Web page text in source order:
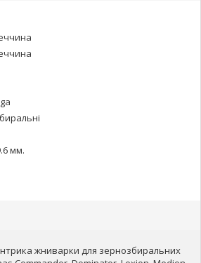
мм.
жниварки для зернозбиральних